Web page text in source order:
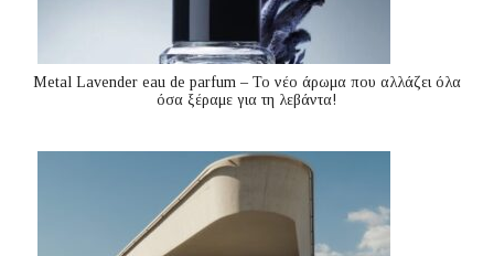
Metal Lavender eau de parfum – Το νέο άρωμα που αλλάζει όλα
όσα ξέραμε για τη λεβάντα!